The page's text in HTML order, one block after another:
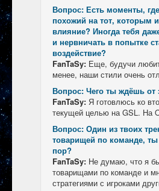
Вопрос: Есть моменты,
похожий на тот, которым
влияние? Иногда тебя
и нервничать в попытке
воздействие?
FanTaSy: Еще, будучи
менее, наши стили очень
Вопрос: Чего ты ждёшь от
FanTaSy: Я готовлюсь ко
текущей целью на GSL. На
Вопрос: Один из твоих
товарищей по команде,
пор?
FanTaSy: Не думаю, что я
товарищами по команде и
стратегиями с игроками